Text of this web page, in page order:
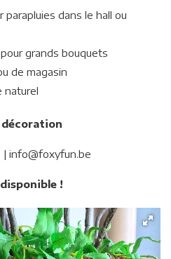
dans le hall ou
grands bouquets
de magasin
naturel
décoration
info@foxyfun.be
!